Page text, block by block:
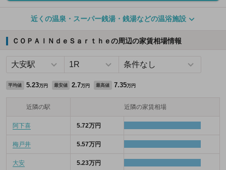
近くの温泉・スーパー銭湯・銭湯などの温浴施設
ＣＯＰＡＩＮｄｅＳａｒｔｈｅの周辺の家賃相場情報
平均値 5.23万円 最安値 2.7万円 最高値 7.35万円
近隣の駅 近隣の家賃相場
阿下喜 5.72万円
梅戸井 5.57万円
大安 5.23万円